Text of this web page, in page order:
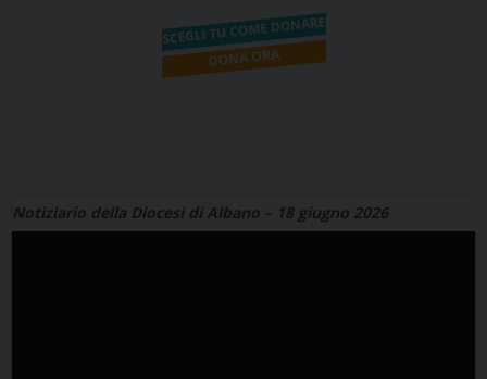
Notiziario della Diocesi di Albano – 18 giugno 2026